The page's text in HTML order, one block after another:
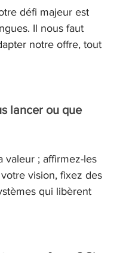
défi majeur est
Il nous faut
notre offre, tout
lancer ou que
valeur ; affirmez-les
vision, fixez des
qui libèrent